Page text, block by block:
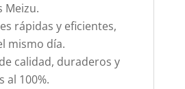
Meizu.
rápidas y eficientes,
mismo día.
calidad, duraderos y
al 100%.